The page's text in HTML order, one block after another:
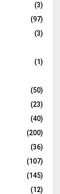
(3)
(97)
(3)
(1)
(50)
(23)
(40)
(200)
(36)
(107)
(145)
(12)